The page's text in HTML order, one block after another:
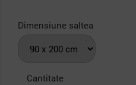
Dimensiune saltea
Cantitate